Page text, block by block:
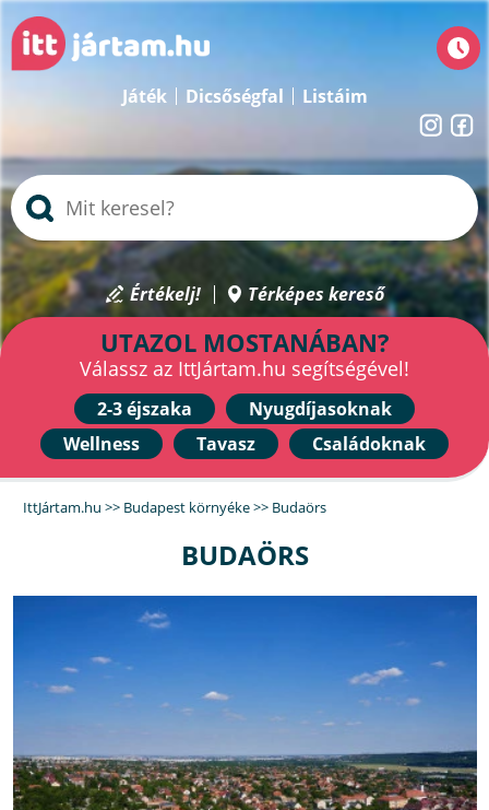
Játék Dicsőségfal Listáim
Értékelj! Térképes kereső
UTAZOL MOSTANÁBAN?
Válassz az IttJártam.hu segítségével!
2-3 éjszaka
Nyugdíjasoknak
Wellness
Tavasz Családoknak
IttJártam.hu >> Budapest környéke>> Budaörs
BUDAÖRS